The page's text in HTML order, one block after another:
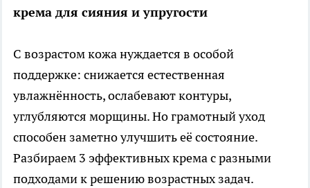
крема для сияния и упругости
С возрастом кожа нуждается в особой
поддержке: снижается естественная
увлажнённость, ослабевают контуры,
углубляются морщины. Но грамотный уход
способен заметно улучшить её состояние.
Разбираем 3 эффективных крема с разными
подходами к решению возрастных задач.